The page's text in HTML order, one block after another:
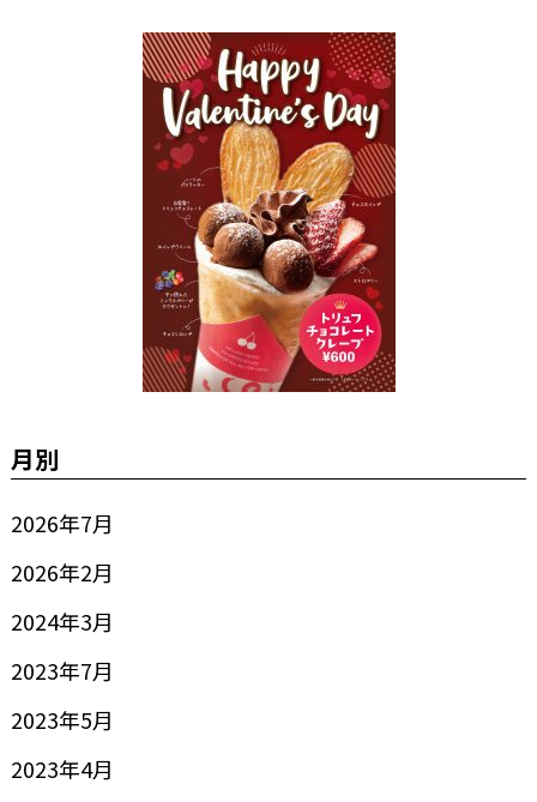
月別
2026年7月
2026年2月
2024年3月
2023年7月
2023年5月
2023年4月